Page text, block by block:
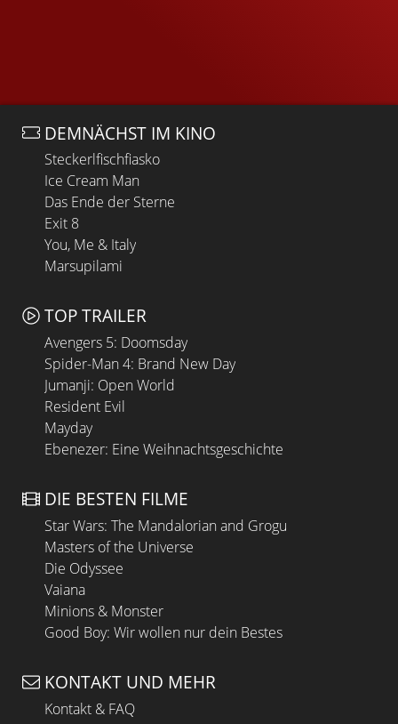
DEMNÄCHST IM KINO
Steckerlfischfiasko
Ice Cream Man
Das Ende der Sterne
Exit 8
You, Me & Italy
Marsupilami
TOP TRAILER
Avengers 5: Doomsday
Spider-Man 4: Brand New Day
Jumanji: Open World
Resident Evil
Mayday
Ebenezer: Eine Weihnachtsgeschichte
DIE BESTEN FILME
Star Wars: The Mandalorian and Grogu
Masters of the Universe
Die Odyssee
Vaiana
Minions & Monster
Good Boy: Wir wollen nur dein Bestes
KONTAKT UND MEHR
Kontakt & FAQ